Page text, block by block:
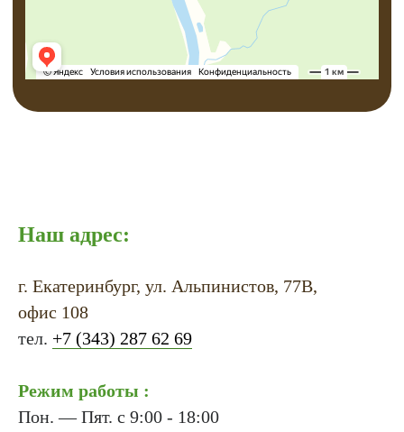
Наш адрес:
г. Екатеринбург, ул. Альпинистов, 77В,
офис 108
тел. +7 (343) 287 62 69
Режим работы :
Пон. — Пят. с 9:00 - 18:00